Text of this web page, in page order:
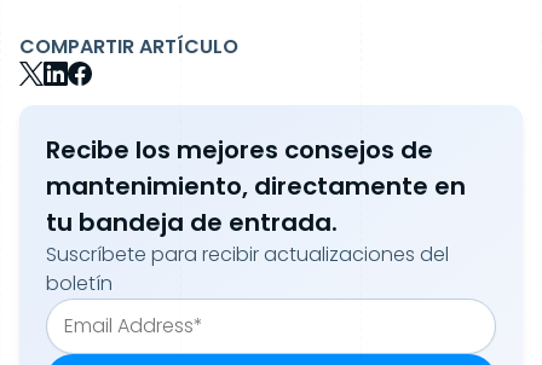
COMPARTIR ARTÍCULO
Recibe los mejores consejos de
mantenimiento, directamente en
tu bandeja de entrada.
Suscríbete para recibir actualizaciones del
boletín